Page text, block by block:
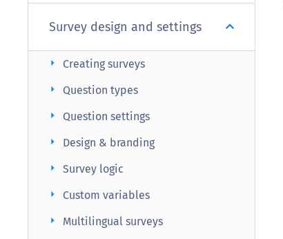
Survey design and settings
Creating surveys
arrow_right
Question types
arrow_right
Question settings
arrow_right
Design & branding
arrow_right
Survey logic
arrow_right
Custom variables
arrow_right
Multilingual surveys
arrow_right